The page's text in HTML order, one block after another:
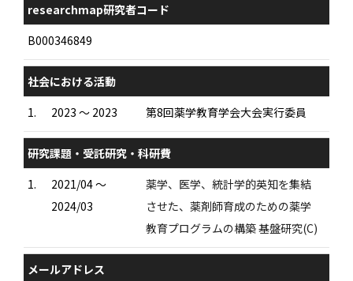
researchmap研究者コード
B000346849
社会における活動
1.
2023 ～ 2023 第8回薬学教育学会大会実行委員
研究課題・受託研究・科研費
1.
2021/04 ～
2024/03
薬学、医学、統計学的英知を集結
させた、薬剤師育成のための薬学
教育プログラムの構築 基盤研究(C)
メールアドレス